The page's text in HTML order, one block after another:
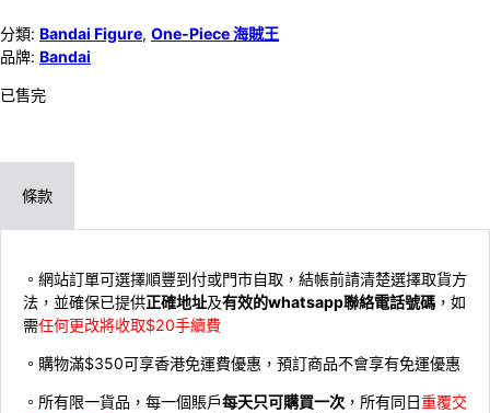
分類: Bandai Figure, One-Piece 海賊王
品牌: Bandai
已售完
條款
。網站訂單可選擇順豐到付或門市自取，結帳前請清楚選擇取貨方
法，並確保已提供正確地址及有效的whatsapp聯絡電話號碼 ，如
需任何更改將收取$20手續費
。購物滿$350可享香港免運費優惠，預訂商品不會享有免運優惠
。所有限一貨品，每一個賬戶每天只可購買一次 ，所有同日重覆交